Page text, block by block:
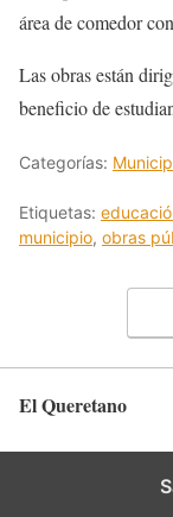
área de comedor
Las obras están
beneficio de
Categorías:
Etiquetas:
municipio, obras
El Queretano